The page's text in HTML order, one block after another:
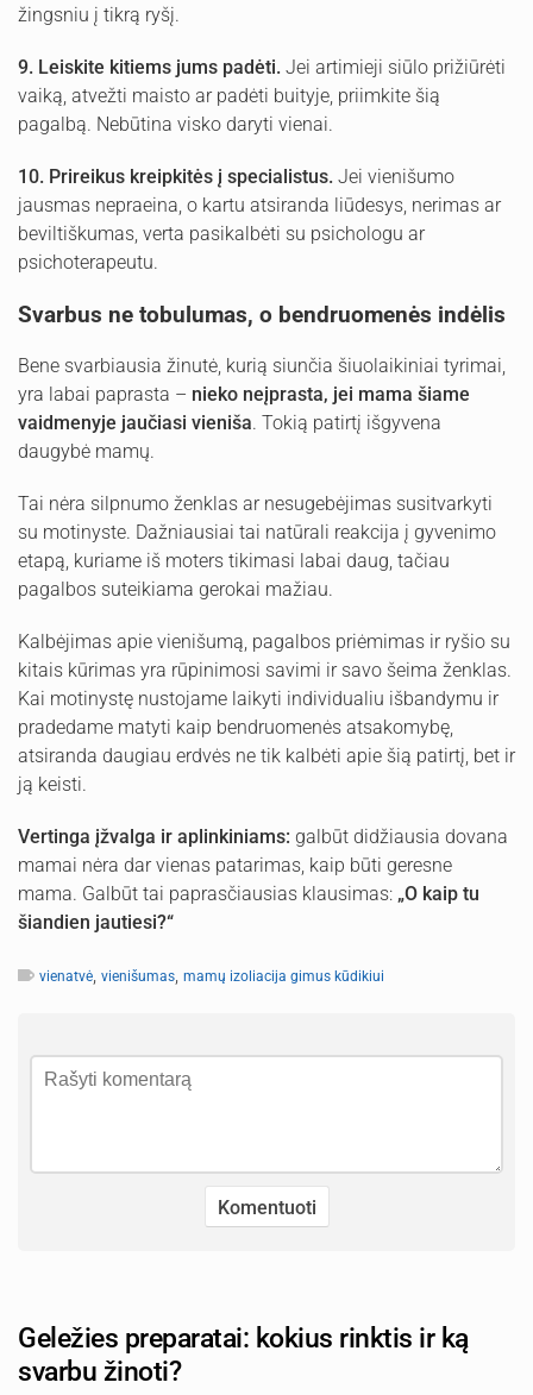
žingsniu į tikrą ryšį.
9. Leiskite kitiems jums padėti. Jei artimieji siūlo prižiūrėti
vaiką, atvežti maisto ar padėti buityje, priimkite šią
pagalbą. Nebūtina visko daryti vienai.
10. Prireikus kreipkitės į specialistus. Jei vienišumo
jausmas nepraeina, o kartu atsiranda liūdesys, nerimas ar
beviltiškumas, verta pasikalbėti su psichologu ar
psichoterapeutu.
Svarbus ne tobulumas, o bendruomenės indėlis
Bene svarbiausia žinutė, kurią siunčia šiuolaikiniai tyrimai,
yra labai paprasta – nieko neįprasta, jei mama šiame
vaidmenyje jaučiasi vieniša. Tokią patirtį išgyvena
daugybė mamų.
Tai nėra silpnumo ženklas ar nesugebėjimas susitvarkyti
su motinyste. Dažniausiai tai natūrali reakcija į gyvenimo
etapą, kuriame iš moters tikimasi labai daug, tačiau
pagalbos suteikiama gerokai mažiau.
Kalbėjimas apie vienišumą, pagalbos priėmimas ir ryšio su
kitais kūrimas yra rūpinimosi savimi ir savo šeima ženklas.
Kai motinystę nustojame laikyti individualiu išbandymu ir
pradedame matyti kaip bendruomenės atsakomybę,
atsiranda daugiau erdvės ne tik kalbėti apie šią patirtį, bet ir
ją keisti.
Vertinga įžvalga ir aplinkiniams: galbūt didžiausia dovana
mamai nėra dar vienas patarimas, kaip būti geresne
mama. Galbūt tai paprasčiausias klausimas: „O kaip tu
šiandien jautiesi?“
vienatvė, vienišumas, mamų izoliacija gimus kūdikiui
Geležies preparatai: kokius rinktis ir ką
svarbu žinoti?